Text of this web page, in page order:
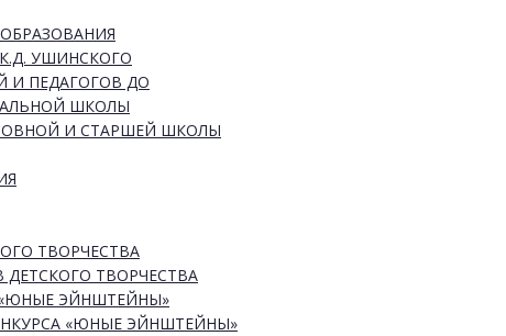
УШИНСКОГО
И ПЕДАГОГОВ ДО
ШКОЛЫ
И СТАРШЕЙ ШКОЛЫ
ТВОРЧЕСТВА
ТВОРЧЕСТВА
ЭЙНШТЕЙНЫ»
«ЮНЫЕ ЭЙНШТЕЙНЫ»